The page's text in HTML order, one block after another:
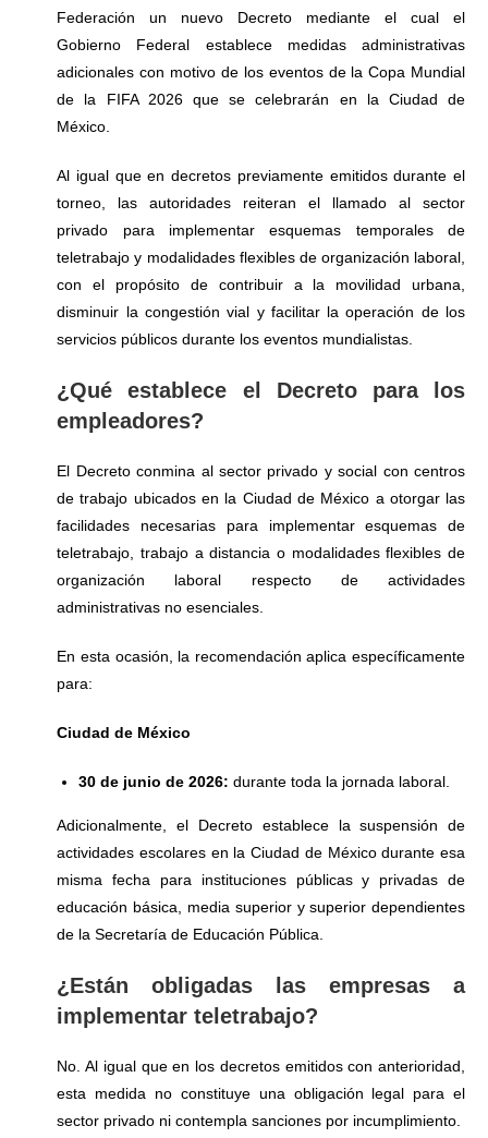
Federación un nuevo Decreto mediante el cual el
Gobierno Federal establece medidas administrativas
adicionales con motivo de los eventos de la Copa Mundial
de la FIFA 2026 que se celebrarán en la Ciudad de
México.
Al igual que en decretos previamente emitidos durante el
torneo, las autoridades reiteran el llamado al sector
privado para implementar esquemas temporales de
teletrabajo y modalidades flexibles de organización laboral,
con el propósito de contribuir a la movilidad urbana,
disminuir la congestión vial y facilitar la operación de los
servicios públicos durante los eventos mundialistas.
¿Qué establece el Decreto para los
empleadores?
El Decreto conmina al sector privado y social con centros
de trabajo ubicados en la Ciudad de México a otorgar las
facilidades necesarias para implementar esquemas de
teletrabajo, trabajo a distancia o modalidades flexibles de
organización laboral respecto de actividades
administrativas no esenciales.
En esta ocasión, la recomendación aplica específicamente
para:
Ciudad de México
30 de junio de 2026: durante toda la jornada laboral.
Adicionalmente, el Decreto establece la suspensión de
actividades escolares en la Ciudad de México durante esa
misma fecha para instituciones públicas y privadas de
educación básica, media superior y superior dependientes
de la Secretaría de Educación Pública.
¿Están obligadas las empresas a
implementar teletrabajo?
No. Al igual que en los decretos emitidos con anterioridad,
esta medida no constituye una obligación legal para el
sector privado ni contempla sanciones por incumplimiento.